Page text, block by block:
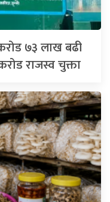
करोड ७३ लाख बढी
राजस्व चुक्ता